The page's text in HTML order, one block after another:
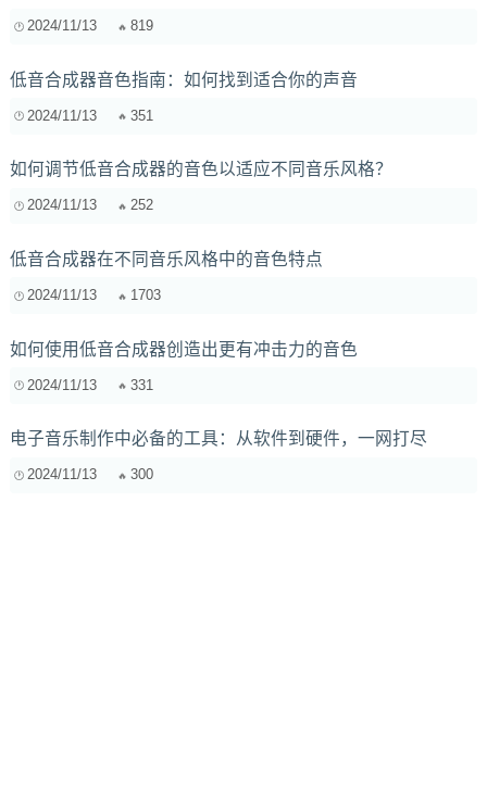
2024/11/13 819
低音合成器音色指南：如何找到适合你的声音
2024/11/13 351
如何调节低音合成器的音色以适应不同音乐风格？
2024/11/13 252
低音合成器在不同音乐风格中的音色特点
2024/11/13 1703
如何使用低音合成器创造出更有冲击力的音色
2024/11/13 331
电子音乐制作中必备的工具：从软件到硬件，一网打尽
2024/11/13 300